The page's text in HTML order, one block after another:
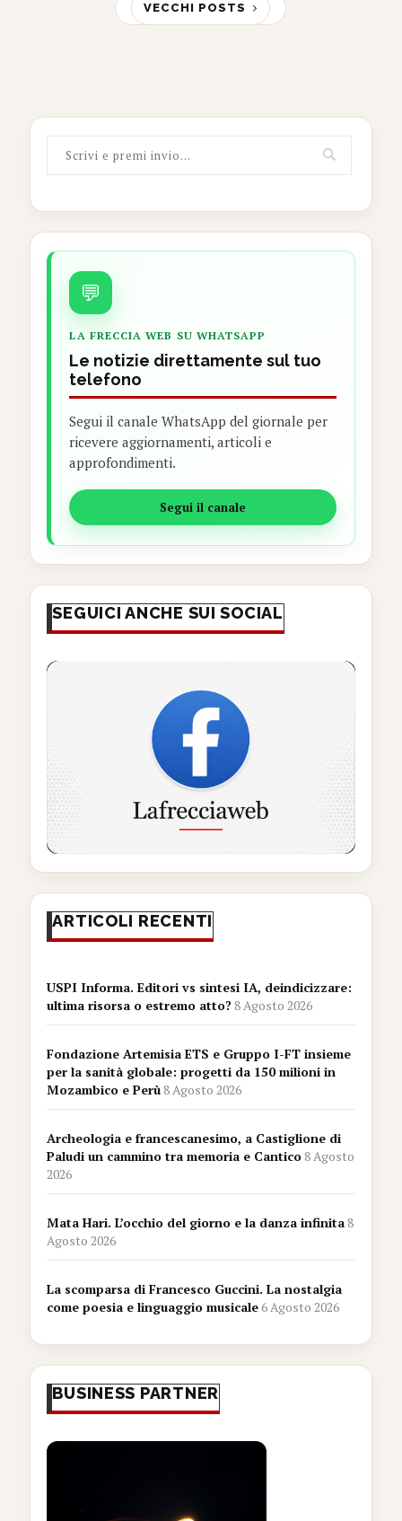
VECCHI POSTS
💬
LA FRECCIA WEB SU WHATSAPP
Le notizie direttamente sul tuo
telefono
Segui il canale WhatsApp del giornale per
ricevere aggiornamenti, articoli e
approfondimenti.
Segui il canale
SEGUICI ANCHE SUI SOCIAL
ARTICOLI RECENTI
USPI Informa. Editori vs sintesi IA, deindicizzare:
ultima risorsa o estremo atto?8 Agosto 2026
Fondazione Artemisia ETS e Gruppo I-FT insieme
per la sanità globale: progetti da 150 milioni in
Mozambico e Perù8 Agosto 2026
Archeologia e francescanesimo, a Castiglione di
Paludi un cammino tra memoria e Cantico8 Agosto
2026
Mata Hari. L’occhio del giorno e la danza infinita8
Agosto 2026
La scomparsa di Francesco Guccini. La nostalgia
come poesia e linguaggio musicale6 Agosto 2026
BUSINESS PARTNER